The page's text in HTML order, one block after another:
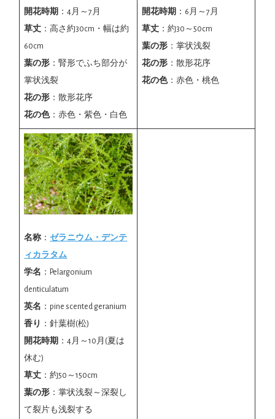
開花時期 ：4月～7月
草丈 ：高さ約30cm・幅は約
60cm
葉の形 ：腎形でふち部分が
掌状浅裂
花の形 ：散形花序
花の色：赤色・紫色・白色
開花時期 ：6月～7月
草丈 ：約30～50cm
葉の形 ：掌状浅裂
花の形 ：散形花序
花の色：赤色・桃色
名称 ：ゼラニウム・デンテ
ィカラタム
学名 ：Pelargonium
denticulatum
英名 ：pine scented geranium
香り
：針葉樹(松)
開花時期 ：4月～10月(夏は
休む)
草丈 ：約50～150cm
葉の形 ：掌状浅裂～深裂し
て裂片も浅裂する